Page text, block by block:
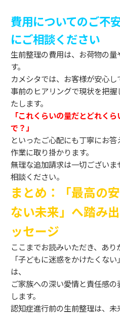
費用についてのご不
にご相談ください
生前整理の費用は、お荷物の
す。
カメシタでは、お客様が安心し
事前のヒアリングで現状を把
たします。
「これくらいの量だとどれく
で？」
といったご心配にも丁寧にお
作業に取り掛かります。
無理な追加請求は一切ござい
相談ください。
まとめ：「最高の
ない未来」へ踏み
ッセージ
ここまでお読みいただき、あり
「子どもに迷惑をかけたくな
は、
ご家族への深い愛情と責任感
します。
認知症進行前の生前整理は、